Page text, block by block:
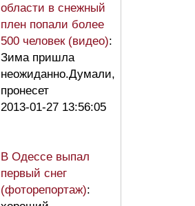
области в снежный
плен попали более
500 человек (видео):
Зима пришла
неожиданно.Думали,
пронесет
2013-01-27 13:56:05
В Одессе выпал
первый снег
(фоторепортаж):